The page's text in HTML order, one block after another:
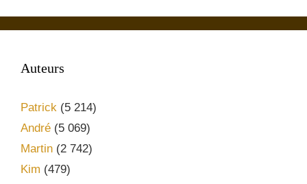
Auteurs
Patrick (5 214)
André (5 069)
Martin (2 742)
Kim (479)